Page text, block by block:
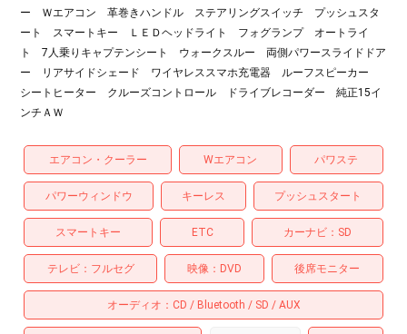
ー Ｗエアコン 革巻きハンドル ステアリングスイッチ プッシュスタ
ート スマートキー ＬＥＤヘッドライト フォグランプ オートライ
ト 7人乗りキャプテンシート ウォークスルー 両側パワースライドドア
ー リアサイドシェード ワイヤレススマホ充電器 ルーフスピーカー
シートヒーター クルーズコントロール ドライブレコーダー 純正15イ
ンチＡＷ
エアコン・クーラー Wエアコン パワステ
パワーウィンドウ キーレス プッシュスタート
スマートキー ETC カーナビ SD
テレビ フルセグ 映像 DVD 後席モニター
オーディオ CD Bluetooth SD AUX